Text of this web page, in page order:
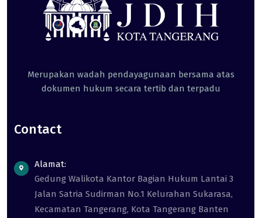
Merupakan wadah pendayagunaan bersama atas
dokumen hukum secara tertib dan terpadu
Contact
Alamat:
Gedung Walikota Kantor Bagian Hukum Lantai 3
Jalan Satria Sudirman No.1 Kelurahan Sukarasa,
Kecamatan Tangerang, Kota Tangerang Banten